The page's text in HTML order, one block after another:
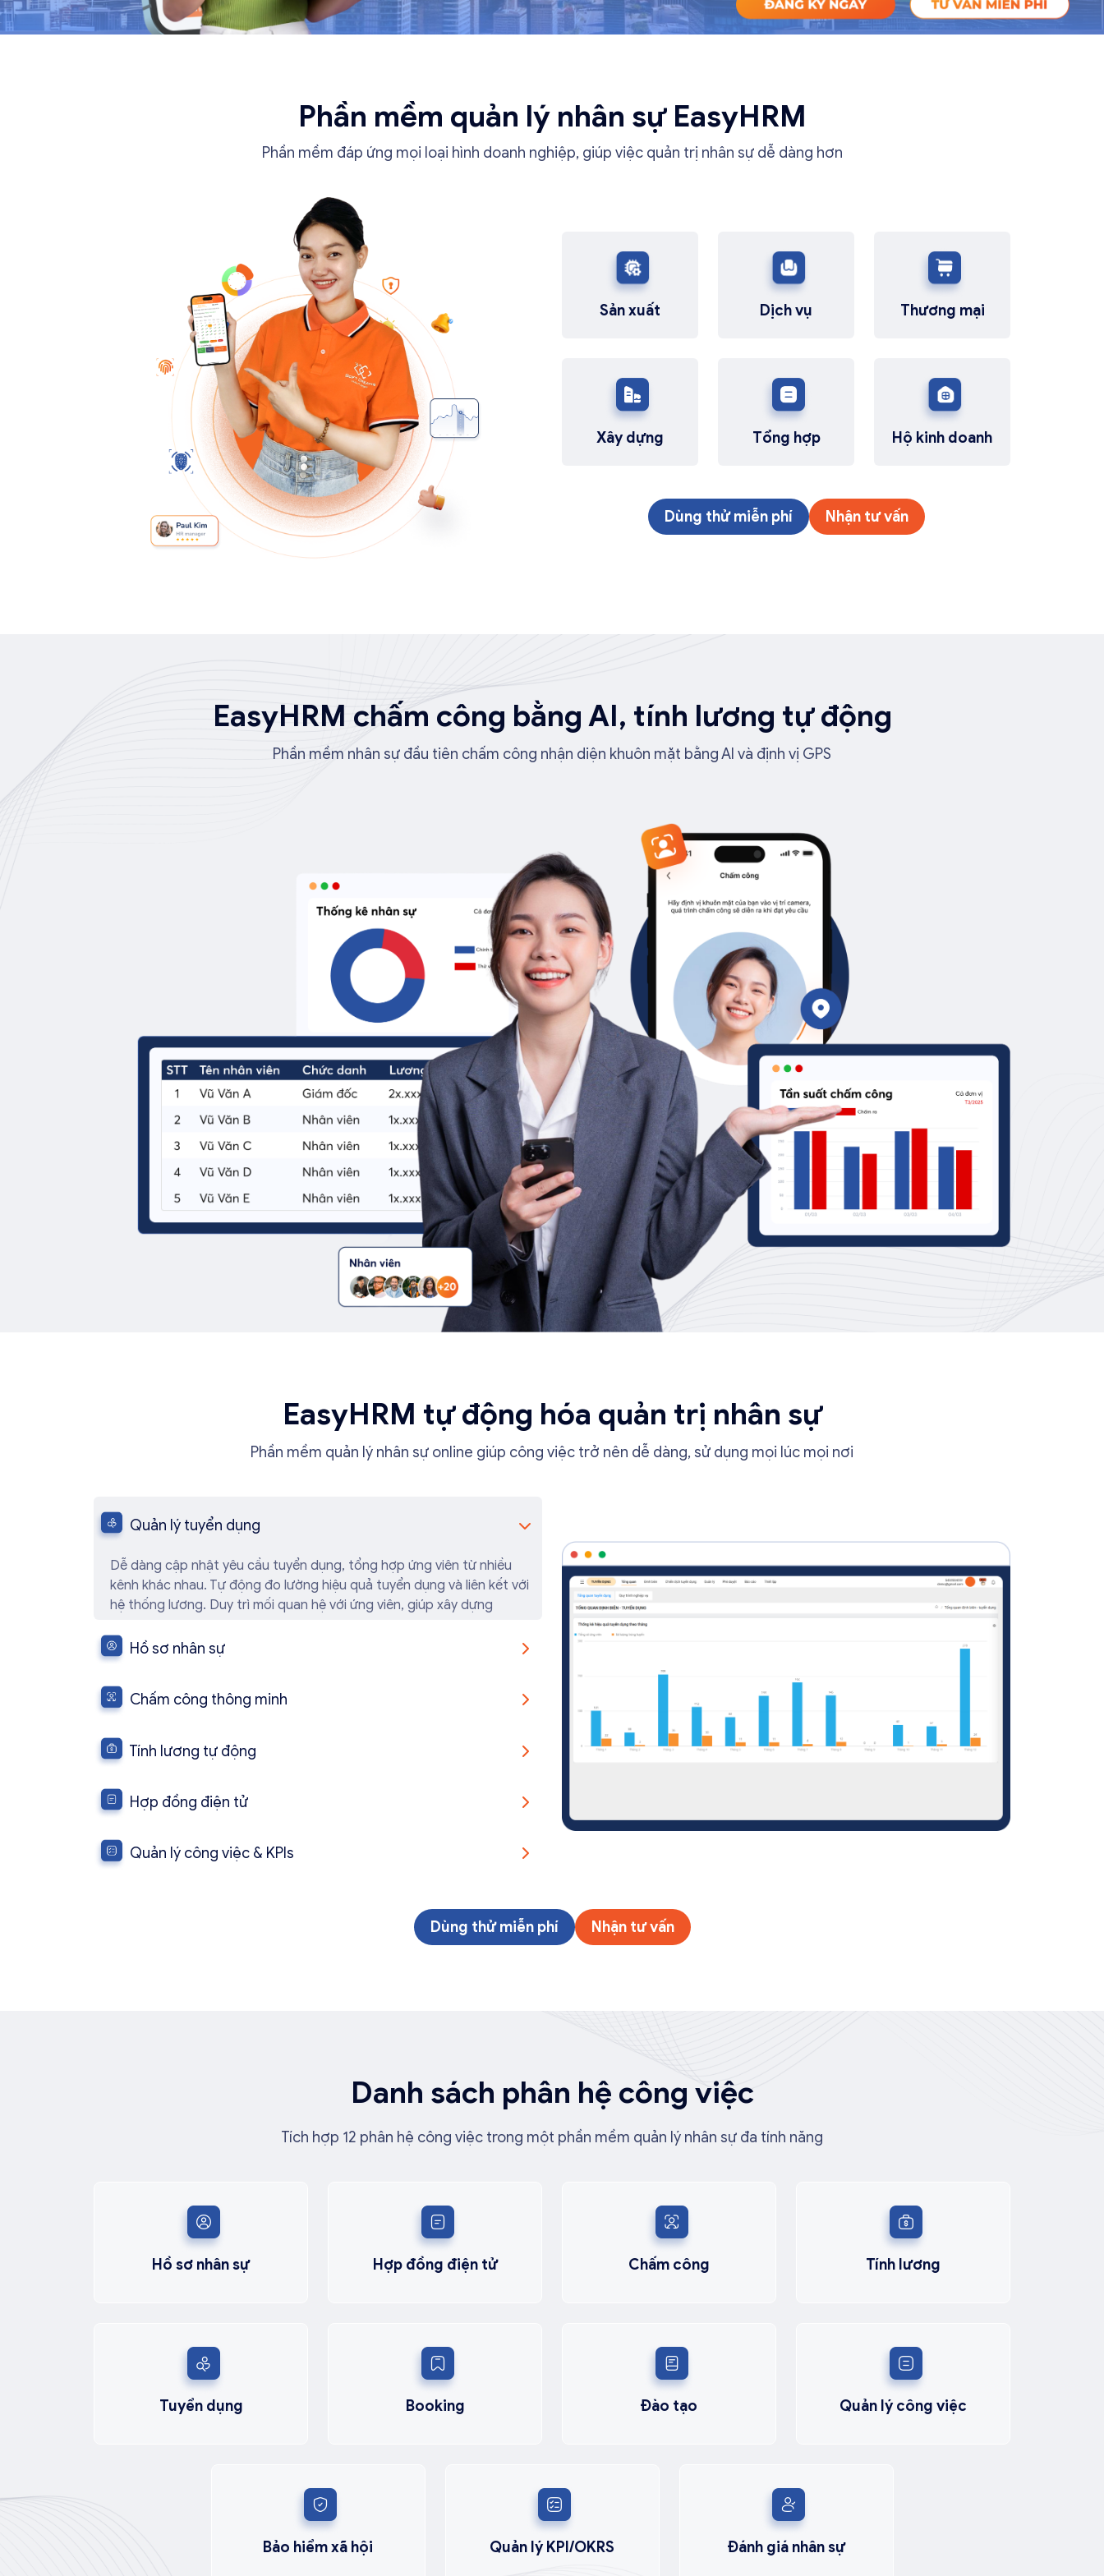
Phần mềm quản lý nhân sự EasyHRM
Phần mềm đáp ứng mọi loại hình doanh nghiệp, giúp việc quản trị nhân sự dễ dàng hơn
Sản xuất Dịch vụ Thương mại
Xây dựng Tổng hợp Hộ kinh doanh
Dùng thử miễn phí Nhận tư vấn
EasyHRM chấm công bằng AI, tính lương tự động
Phần mềm nhân sự đầu tiên chấm công nhận diện khuôn mặt bằng AI và định vị GPS
EasyHRM tự động hóa quản trị nhân sự
Phần mềm quản lý nhân sự online giúp công việc trở nên dễ dàng, sử dụng mọi lúc mọi nơi
Quản lý tuyển dụng
Dễ dàng cập nhật yêu cầu tuyển dụng, tổng hợp ứng viên từ nhiều
kênh khác nhau. Tự động đo lường hiệu quả tuyển dụng và liên kết với
hệ thống lương. Duy trì mối quan hệ với ứng viên, giúp xây dựng
Hồ sơ nhân sự
thành tựu làm việc. Quản lý lịch làm việc linh hoạt, đảm bảo sự phối
hợp hiệu quả giữa các bộ phận. Cung cấp thư viện báo cáo và tài liệu
nhân sự hỗ trợ quản lý tối ưu.
Chấm công thông minh
nhiều hình thức khác trên app mobile. Quản lý lịch làm việc linh hoạt,
đảm bảo sự phối hợp hiệu quả giữa các bộ phận.
Tính lương tự động
sẵn. Hỗ trợ gửi phiếu lương định kỳ, đối soát nhanh chóng và thanh
toán trực tuyến. Đảm bảo minh bạch, chính xác, giảm sai sót trong
quá trình tính toán.
Hợp đồng điện tử
cấp. Lưu trữ và theo dõi kho hợp đồng, đảm bảo tuân thủ các quy
định pháp lý. Hỗ trợ lập báo cáo nhanh chóng, giúp doanh nghiệp chủ
Quản lý công việc & KPIs
lý ngoài. Đánh giá KPI minh bạch, thiết lập mục tiêu rõ ràng để tối ưu
Dùng thử miễn phí Nhận tư vấn
Danh sách phân hệ công việc
Tích hợp 12 phân hệ công việc trong một phần mềm quản lý nhân sự đa tính năng
Hồ sơ nhân sự Hợp đồng điện tử Chấm công Tính lương
Tuyển dụng Booking Đào tạo Quản lý công việc
Bảo hiểm xã hội Quản lý KPI/OKRS Đánh giá nhân sự